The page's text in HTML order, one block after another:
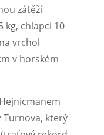
zátěží
kg, chlapci 10
vrchol
v horském
Turnova, který